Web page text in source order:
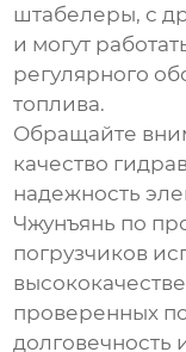
штабелеры, с
и могут
регулярного
топлива.
Обращайте
качество
надежность
Чжунъянь по
погрузчиков
проверенных
долговечность